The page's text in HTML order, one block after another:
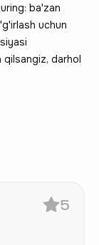
ba'zan
uchun
qilsangiz, darhol
5